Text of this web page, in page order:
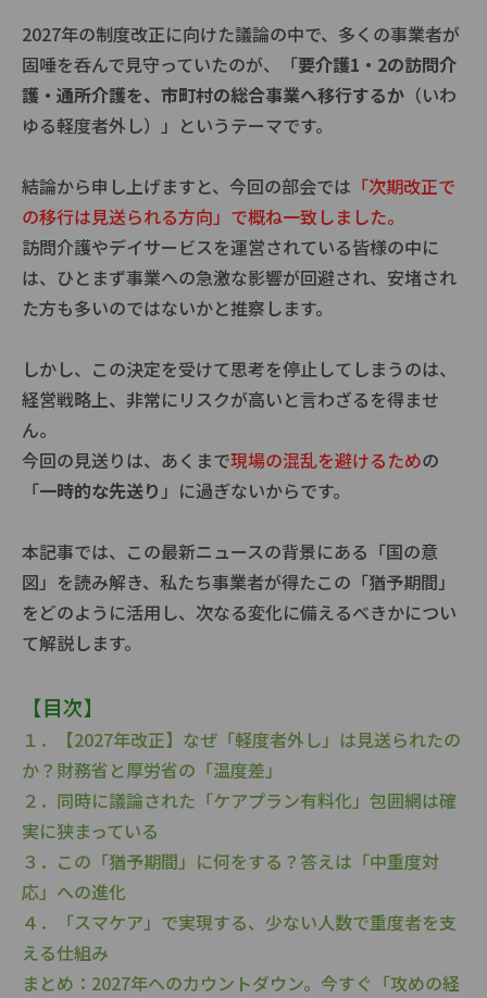
2027年の制度改正に向けた議論の中で、多くの事業者が
固唾を呑んで見守っていたのが、「要介護1・2の訪問介
護・通所介護を、市町村の総合事業へ移行するか （いわ
ゆる軽度者外し）」というテーマです。
結論から申し上げますと、今回の部会では 「次期改正で
の移行は見送られる方向」で概ね一致しました。
訪問介護やデイサービスを運営されている皆様の中に
は、ひとまず事業への急激な影響が回避され、安堵され
た方も多いのではないかと推察します。
しかし、この決定を受けて思考を停止してしまうのは、
経営戦略上、非常にリスクが高いと言わざるを得ませ
ん。
今回の見送りは、あくまで現場の混乱を避けるための
「一時的な先送り 」に過ぎないからです。
本記事では、この最新ニュースの背景にある「国の意
図」を読み解き、私たち事業者が得たこの「猶予期間」
をどのように活用し、次なる変化に備えるべきかについ
て解説します。
【目次】
１．【2027年改正】なぜ「軽度者外し」は見送られたの
か？財務省と厚労省の「温度差」
２．同時に議論された「ケアプラン有料化」包囲網は確
実に狭まっている
３．この「猶予期間」に何をする？答えは「中重度対
応」への進化
４．「スマケア」で実現する、少ない人数で重度者を支
える仕組み
まとめ：2027年へのカウントダウン。今すぐ「攻めの経